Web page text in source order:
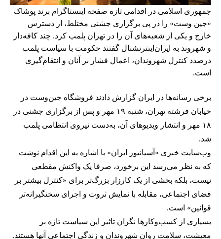
جمهوری اسلامی در اقدامی تازه صفحه اینستاگرام برند پوشاک
«جین وست» را در پی برگزاری جشنی مختلط، از دسترس
خارج و یکی از شعبه‌های آن را در تهران پلمب کرد. چند کافه‌‌دار
و شهروند به ایران‌اینترنشنال گفتند حکومت با سیاست پلمب
درصدد کنترل شهروندان، اعمال فشار بر آنان و انتقام‌گیری
است.
برخی رسانه‌ها در ایران گزارش دادند فروشگاه جین‌وست در
خیابان فرشته تهران، شنبه ۱۹ مهر و پس از برگزاری جشنی در
۱۸ مهر و انتشار ویدیوهای آن، به‌دست نیروی انتظامی پلمب
شد.
وب‌سایت خبری «آسیانیوز ایران» با اشاره به این اقدام نوشت
که به نظر می‌رسد این برخورد، صرفا یک واکنش مقطعی
نیست، بلکه بخشی از یک کارزار بزرگ‌تر برای «کنترل بیشتر بر
فضای اجتماعی، مقابله با نمایش ثروت و اجرای سختگیرانه‌تر
قوانین» است.
بسیاری از کسب‌وکارها نگران تاثیر این سیاست‌ تازه بر
معیشت، سلامت روان شهروندان و زندگی اجتماعی آنها هستند.